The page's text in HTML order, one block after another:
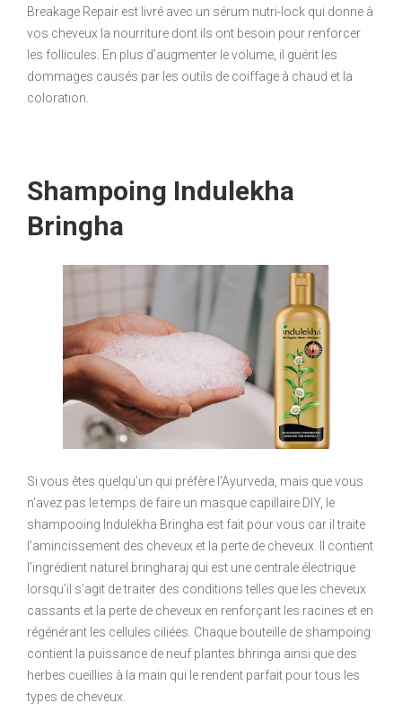
Breakage Repair est livré avec un sérum nutri-lock qui donne à
vos cheveux la nourriture dont ils ont besoin pour renforcer
les follicules. En plus d’augmenter le volume, il guérit les
dommages causés par les outils de coiffage à chaud et la
coloration.
Shampoing Indulekha
Bringha
Si vous êtes quelqu’un qui préfère l’Ayurveda, mais que vous
n’avez pas le temps de faire un masque capillaire DIY, le
shampooing Indulekha Bringha est fait pour vous car il traite
l’amincissement des cheveux et la perte de cheveux. Il contient
l’ingrédient naturel bringharaj qui est une centrale électrique
lorsqu’il s’agit de traiter des conditions telles que les cheveux
cassants et la perte de cheveux en renforçant les racines et en
régénérant les cellules ciliées. Chaque bouteille de shampoing
contient la puissance de neuf plantes bhringa ainsi que des
herbes cueillies à la main qui le rendent parfait pour tous les
types de cheveux.